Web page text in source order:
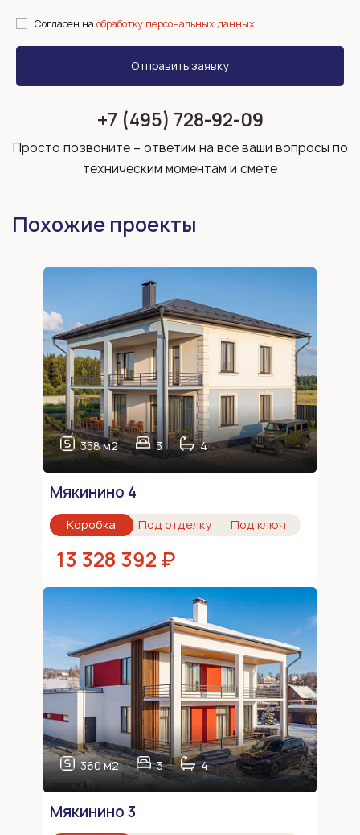
Согласен на обработку персональных данных
+7 (495) 728-92-09
Просто позвоните – ответим на все ваши вопросы по
техническим моментам и смете
Похожие проекты
358 м2 3 4
Мякинино 4
Коробка Под отделку Под ключ
13 328 392 ₽
360 м2 3 4
Мякинино 3